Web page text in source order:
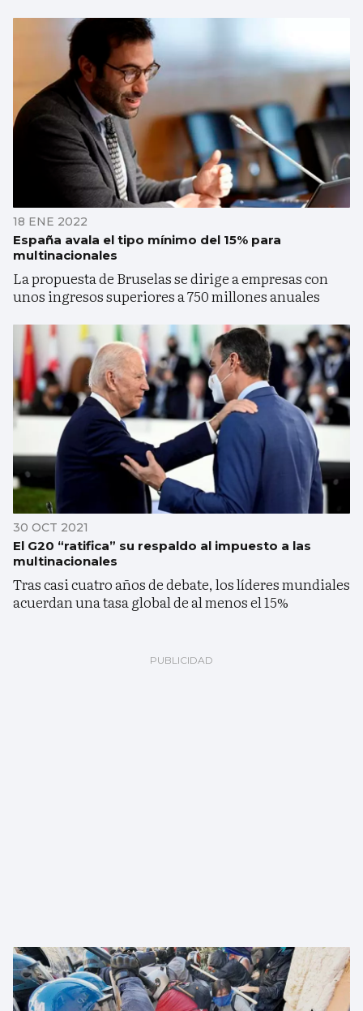
18 ENE 2022
España avala el tipo mínimo del 15% para
multinacionales
La propuesta de Bruselas se dirige a empresas con
unos ingresos superiores a 750 millones anuales
30 OCT 2021
El G20 “ratifica” su respaldo al impuesto a las
multinacionales
Tras casi cuatro años de debate, los líderes mundiales
acuerdan una tasa global de al menos el 15%